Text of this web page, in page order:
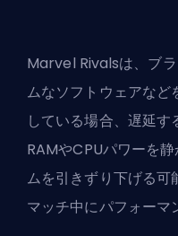
Marvel Rivalsは、ブ
ムなソフトウェアな
している場合、遅延
RAMやCPUパワーを
ムを引きずり下げる
マッチ中にパフォーマ